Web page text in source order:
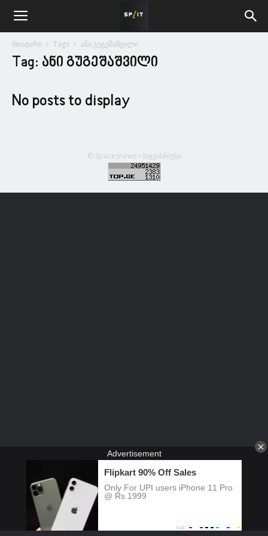
მთავარი Tags ანი გუგეშაშვილი
Tag: ანი გუგეშაშვილი
No posts to display
© Spacesnews • სფეისნიუსი